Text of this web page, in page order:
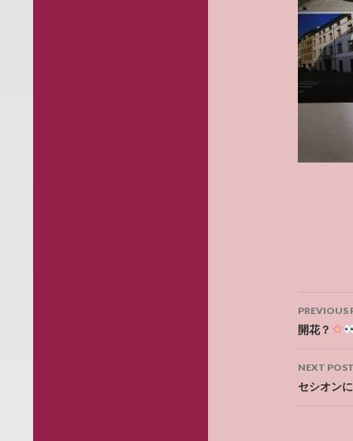
Post
PREVIOUS
開花？
NEXT POST
セシオン